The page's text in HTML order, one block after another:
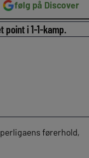
følg på Discover
point i 1-1-kamp.
førerhold,